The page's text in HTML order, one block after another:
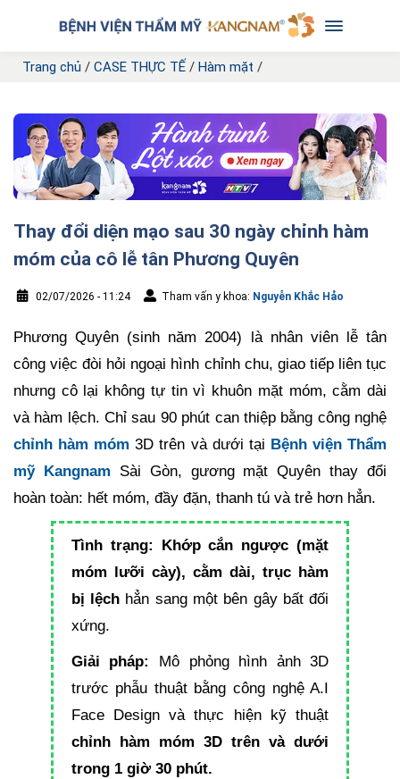
Trang chủ / CASE THỰC TẾ / Hàm mặt /
Thay đổi diện mạo sau 30 ngày chỉnh hàm
móm của cô lễ tân Phương Quyên
02/07/2026 - 11:24 Tham vấn y khoa: Nguyễn Khắc Hảo
Phương Quyên (sinh năm 2004) là nhân viên lễ tân
công việc đòi hỏi ngoại hình chỉnh chu, giao tiếp liên tục
nhưng cô lại không tự tin vì khuôn mặt móm, cằm dài
và hàm lệch. Chỉ sau 90 phút can thiệp bằng công nghệ
chỉnh hàm móm 3D trên và dưới tại Bệnh viện Thẩm
mỹ Kangnam Sài Gòn, gương mặt Quyên thay đổi
hoàn toàn: hết móm, đầy đặn, thanh tú và trẻ hơn hẳn.
Tình trạng:
Khớp cắn ngược (mặt
móm lưỡi cày), cằm dài, trục hàm
bị lệch hẳn sang một bên gây bất đối
xứng.
Giải pháp:
Mô phỏng hình ảnh 3D
trước phẫu thuật bằng công nghệ A.I
Face Design và thực hiện kỹ thuật
chỉnh hàm móm 3D trên và dưới
trong 1 giờ 30 phút.